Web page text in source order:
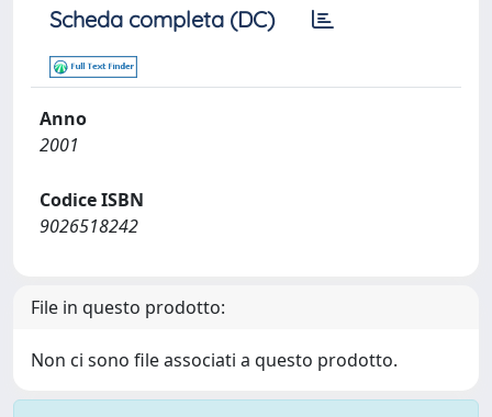
Scheda completa (DC)
Anno
2001
Codice ISBN
9026518242
File in questo prodotto:
Non ci sono file associati a questo prodotto.